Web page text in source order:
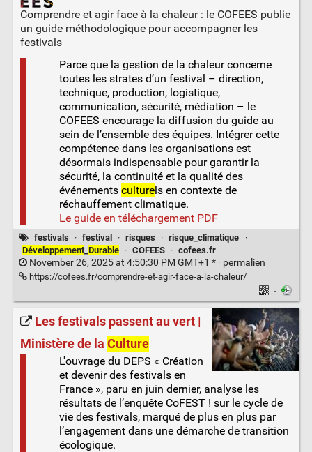
Comprendre et agir face à la chaleur : le COFEES publie
un guide méthodologique pour accompagner les
festivals
Parce que la gestion de la chaleur concerne
toutes les strates d’un festival – direction,
technique, production, logistique,
communication, sécurité, médiation – le
COFEES encourage la diffusion du guide au
sein de l’ensemble des équipes. Intégrer cette
compétence dans les organisations est
désormais indispensable pour garantir la
sécurité, la continuité et la qualité des
événements culturels en contexte de
réchauffement climatique.
Le guide en téléchargement PDF
festivals · festival · risques · risque_climatique
·
Développement_ Durable · COFEES · cofees.fr
November 26, 2025 at 4:50:30 PM GMT+1 * · permalien
https://cofees.fr/comprendre-et-agir-face-a-la-chaleur/
·
Les festivals passent au vert |
Ministère de la Culture
L'ouvrage du DEPS « Création
et devenir des festivals en
France », paru en juin dernier, analyse les
résultats de l’enquête CoFEST ! sur le cycle de
vie des festivals, marqué de plus en plus par
l’engagement dans une démarche de transition
écologique.